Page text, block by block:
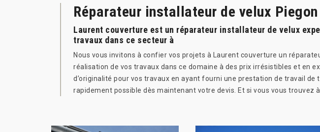
Réparateur installateur de velux
Laurent couverture est un réparateur installateur de velux
travaux dans ce secteur à
Nous vous invitons à confier vos projets à Laurent couverture un
réalisation de vos travaux dans ce domaine à des prix irrésistibles et en
d’originalité pour vos travaux en ayant fourni une prestation de travail
rapidement possible dès maintenant votre devis. Et si vous vous trouvez